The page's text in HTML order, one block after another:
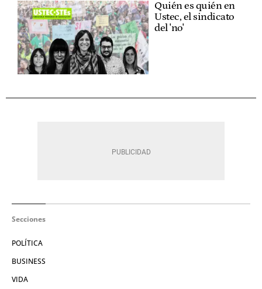
Quién es quién en
Ustec, el sindicato
del 'no'
Secciones
POLÍTICA
BUSINESS
VIDA